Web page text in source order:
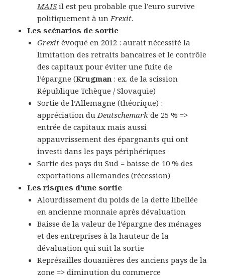
MAISil est peu probable que l’euro survive
politiquement à un Frexit.
Les scénarios de sortie
Grexitévoqué en 2012 : aurait nécessité la
limitation des retraits bancaires et le contrôle
des capitaux pour éviter une fuite de
l’épargne (Krugman : ex. de la scission
République Tchèque / Slovaquie)
Sortie de l’Allemagne (théorique) :
appréciation du Deutschemark de 25 % =>
entrée de capitaux mais aussi
appauvrissement des épargnants qui ont
investi dans les pays périphériques
Sortie des pays du Sud = baisse de 10 % des
exportations allemandes (récession)
Les risques d’une sortie
Alourdissement du poids de la dette libellée
en ancienne monnaie après dévaluation
Baisse de la valeur de l’épargne des ménages
et des entreprises à la hauteur de la
dévaluation qui suit la sortie
Représailles douanières des anciens pays de la
zone => diminution du commerce